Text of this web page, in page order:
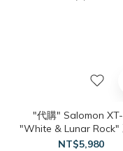
"代購" Salomon
"White & Lunar Rock"
白
NT$5,980